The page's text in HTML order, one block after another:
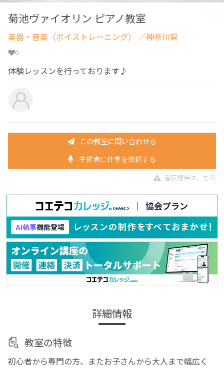
菊池ヴァイオリン ピアノ教室
楽器・音楽（ボイストレーニング） ／神奈川県
0
体験レッスンを行っております♪
この教室に問い合わせる
主催者に仕事を依頼する
違反報告はこちら
詳細情報
教室の特徴
初心者から専門の方、またお子さんから大人まで幅広く